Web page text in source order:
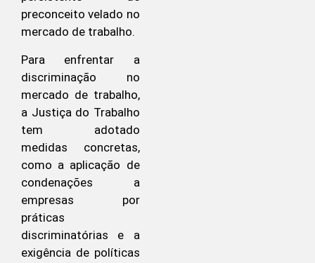
preconceito velado no
mercado de trabalho.
Para enfrentar a
discriminação no
mercado de trabalho,
a Justiça do Trabalho
tem adotado
medidas concretas,
como a aplicação de
condenações a
empresas por
práticas
discriminatórias e a
exigência de políticas